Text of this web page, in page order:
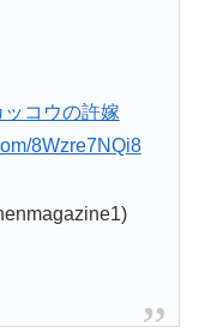
ッコウの許嫁
8Wzre7NQi8